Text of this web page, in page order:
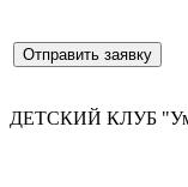
ДЕТСКИЙ КЛУБ